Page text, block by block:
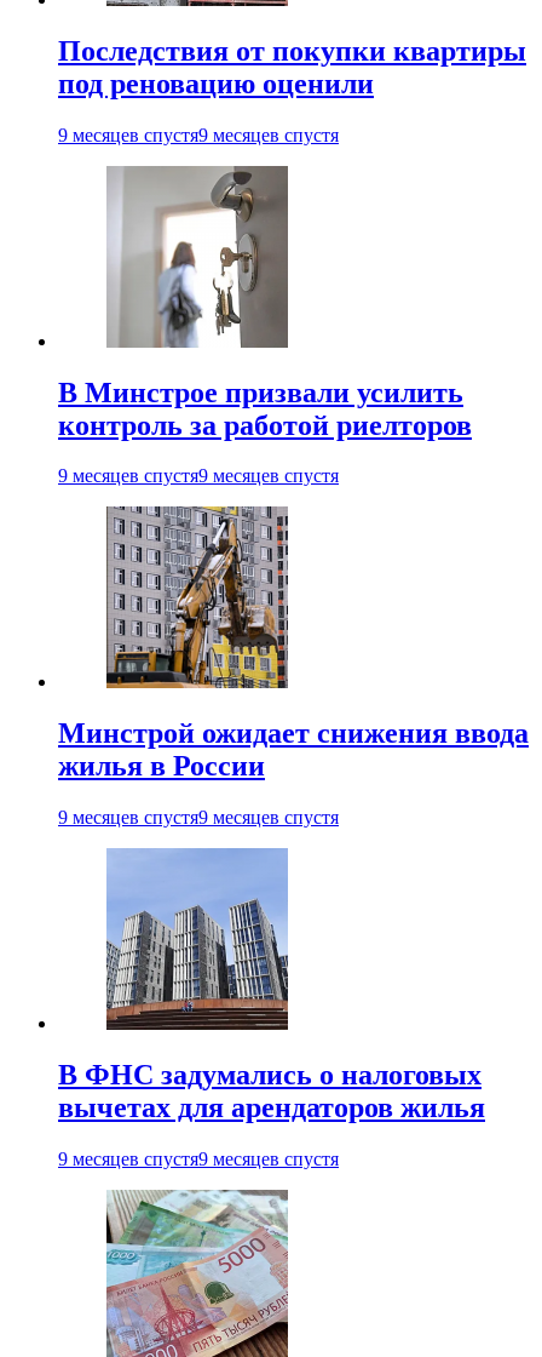
Последствия от покупки квартиры
под реновацию оценили
9 месяцев спустя9 месяцев спустя
В Минстрое призвали усилить
контроль за работой риелторов
9 месяцев спустя9 месяцев спустя
Минстрой ожидает снижения ввода
жилья в России
9 месяцев спустя9 месяцев спустя
В ФНС задумались о налоговых
вычетах для арендаторов жилья
9 месяцев спустя9 месяцев спустя